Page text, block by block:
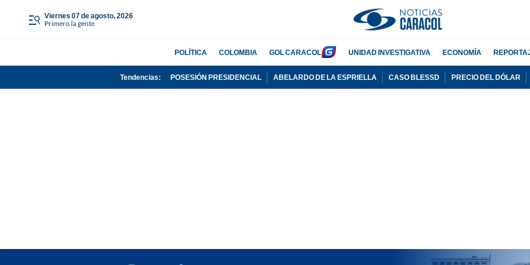
viernes 07 de agosto, 2026
Primero la gente
POLÍTICA COLOMBIA GOL CARACOL UNIDAD INVESTIGATIVA ECONOMÍA
Tendencias: POSESIÓN PRESIDENCIAL ABELARDO DE LA ESPRIELLA CASO BLESSD PRECIO DEL DÓLAR